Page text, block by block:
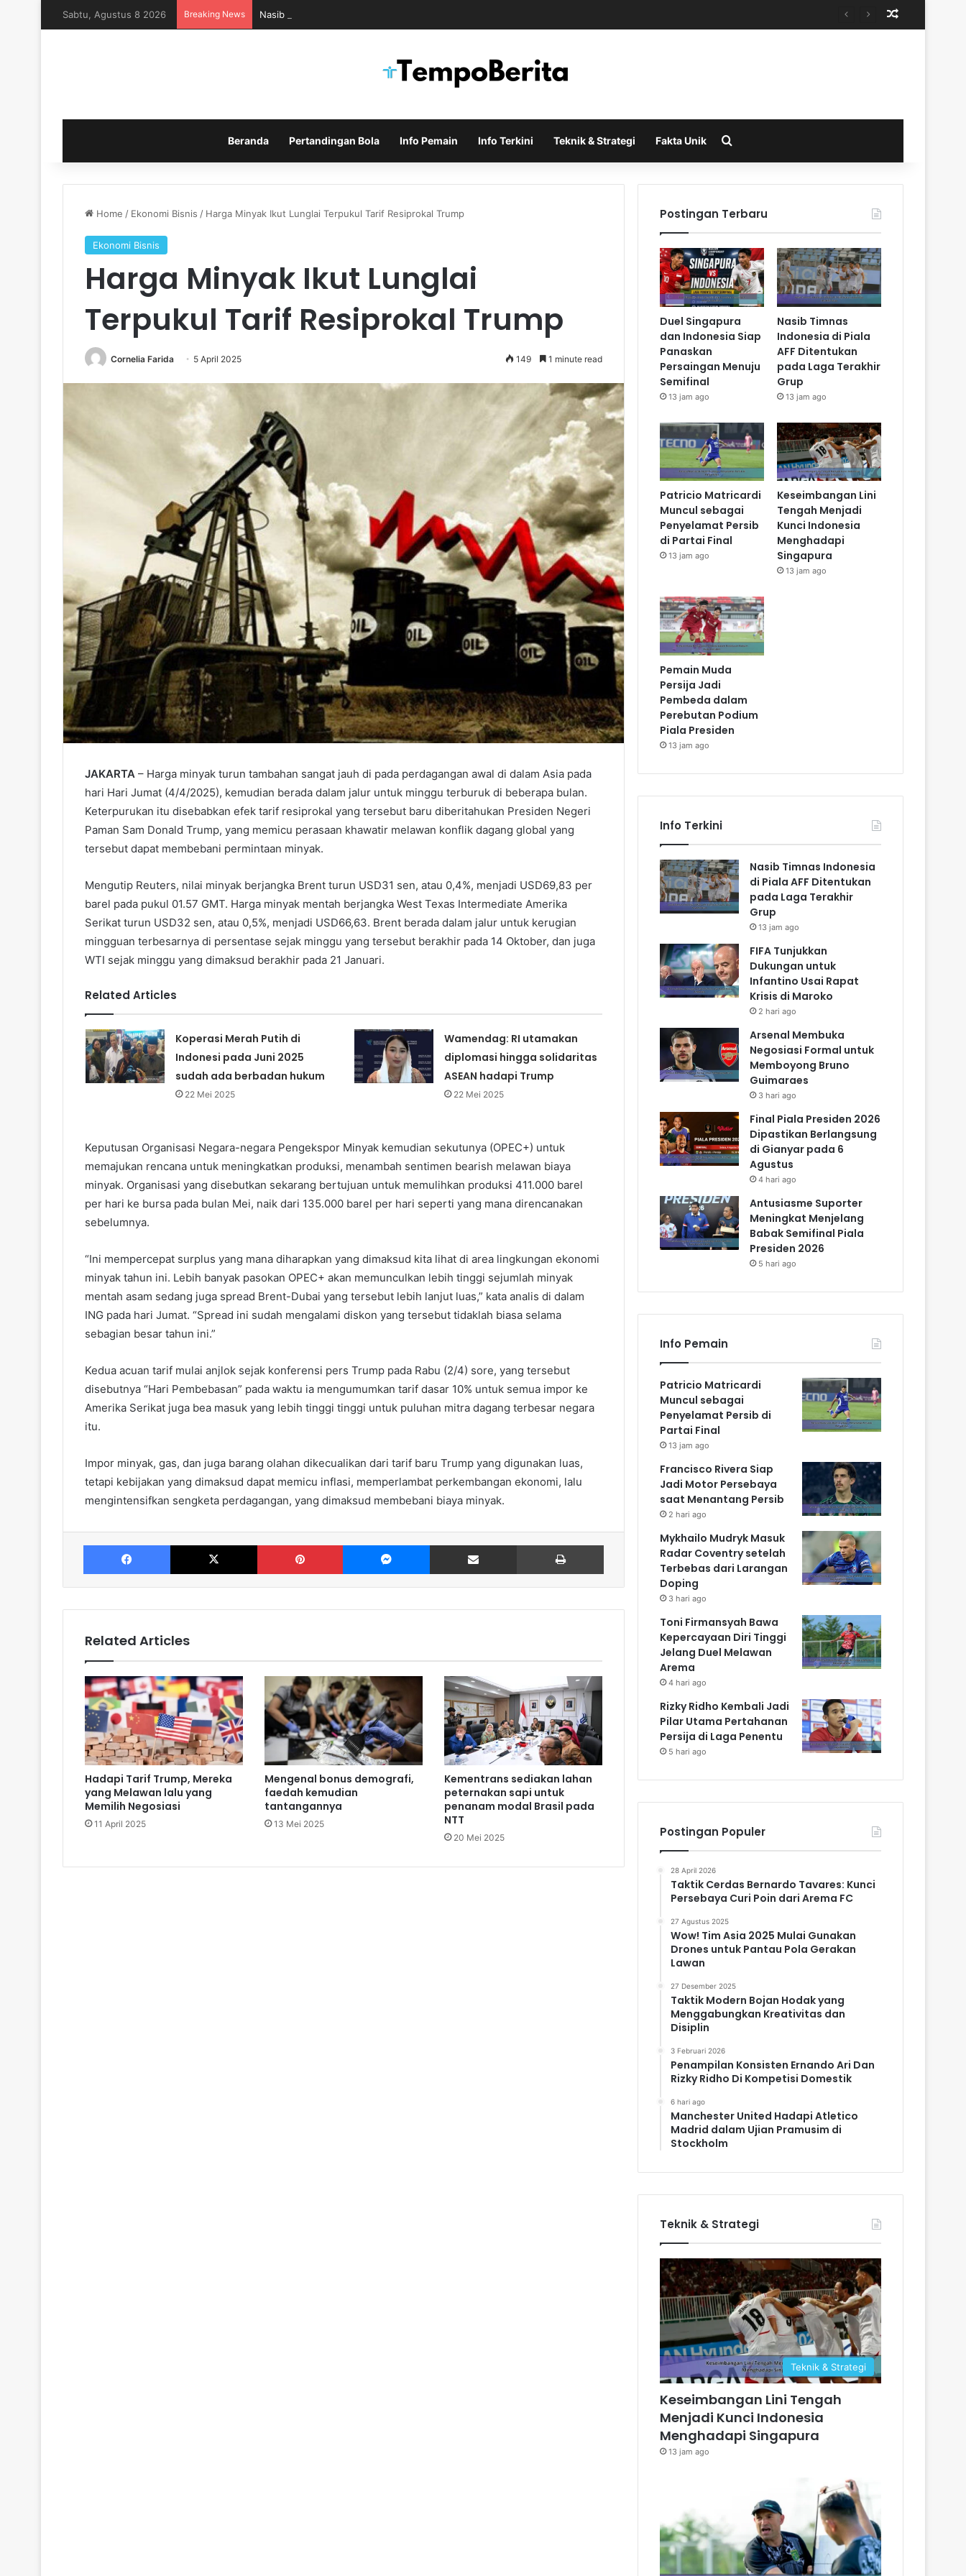
Sabtu, Agustus 8 2026 Breaking News Nasib Timnas Indonesia di Piala AFF Ditentukan pada Laga Terakhir Grup
Beranda Pertandingan Bola Info Pemain Info Terkini Teknik & Strategi Fakta Unik
Home / Ekonomi Bisnis / Harga Minyak Ikut Lunglai Terpukul Tarif Resiprokal Trump
Ekonomi Bisnis
Harga Minyak Ikut Lunglai
Terpukul Tarif Resiprokal Trump
Cornelia Farida 5 April 2025 149 1 minute read
JAKARTA – Harga minyak turun tambahan sangat jauh di pada perdagangan awal di dalam Asia pada
hari Hari Jumat (4/4/2025), kemudian berada dalam jalur untuk minggu terburuk di beberapa bulan.
Keterpurukan itu disebabkan efek tarif resiprokal yang tersebut baru diberitahukan Presiden Negeri
Paman Sam Donald Trump, yang memicu perasaan khawatir melawan konflik dagang global yang
tersebut dapat membebani permintaan minyak.
Mengutip Reuters, nilai minyak berjangka Brent turun USD31 sen, atau 0,4%, menjadi USD69,83 per
barel pada pukul 01.57 GMT. Harga minyak mentah berjangka West Texas Intermediate Amerika
Serikat turun USD32 sen, atau 0,5%, menjadi USD66,63. Brent berada dalam jalur untuk kerugian
mingguan terbesarnya di persentase sejak minggu yang tersebut berakhir pada 14 Oktober, dan juga
WTI sejak minggu yang dimaksud berakhir pada 21 Januari.
Related Articles
Koperasi Merah Putih di
Indonesi pada Juni 2025
sudah ada berbadan hukum
22 Mei 2025
Wamendag: RI utamakan
diplomasi hingga solidaritas
ASEAN hadapi Trump
22 Mei 2025
Keputusan Organisasi Negara-negara Pengekspor Minyak kemudian sekutunya (OPEC+) untuk
memajukan rencana untuk meningkatkan produksi, menambah sentimen bearish melawan biaya
minyak. Organisasi yang disebutkan sekarang bertujuan untuk memulihkan produksi 411.000 barel
per hari ke bursa pada bulan Mei, naik dari 135.000 barel per hari seperti yang mana direncanakan
sebelumnya.
“Ini mempercepat surplus yang mana diharapkan yang dimaksud kita lihat di area lingkungan ekonomi
minyak tahun ini. Lebih banyak pasokan OPEC+ akan memunculkan lebih tinggi sejumlah minyak
mentah asam sedang juga spread Brent-Dubai yang tersebut lebih lanjut luas,” kata analis di dalam
ING pada hari Jumat. “Spread ini sudah mengalami diskon yang tersebut tidaklah biasa selama
sebagian besar tahun ini.”
Kedua acuan tarif mulai anjlok sejak konferensi pers Trump pada Rabu (2/4) sore, yang tersebut
disebutnya “Hari Pembebasan” pada waktu ia mengumumkan tarif dasar 10% untuk semua impor ke
Amerika Serikat juga bea masuk yang lebih tinggi tinggi untuk puluhan mitra dagang terbesar negara
itu.
Impor minyak, gas, dan juga barang olahan dikecualikan dari tarif baru Trump yang digunakan luas,
tetapi kebijakan yang dimaksud dapat memicu inflasi, memperlambat perkembangan ekonomi, lalu
mengintensifkan sengketa perdagangan, yang dimaksud membebani biaya minyak.
Facebook X Pinterest Messenger Share via Email
Related Articles
Hadapi Tarif Trump, Mereka
yang Melawan lalu yang
Memilih Negosiasi
11 April 2025
Mengenal bonus demografi,
faedah kemudian
tantangannya
13 Mei 2025
Kementrans sediakan lahan
peternakan sapi untuk
penanam modal Brasil pada
NTT
20 Mei 2025
Postingan Terbaru
Duel Singapura
dan Indonesia Siap
Panaskan
Persaingan Menuju
Semifinal
13 jam ago
Nasib Timnas
Indonesia di Piala
AFF Ditentukan
pada Laga Terakhir
Grup
13 jam ago
Patricio Matricardi
Muncul sebagai
Penyelamat Persib
di Partai Final
13 jam ago
Keseimbangan Lini
Tengah Menjadi
Kunci Indonesia
Menghadapi
Singapura
13 jam ago
Pemain Muda
Persija Jadi
Pembeda dalam
Perebutan Podium
Piala Presiden
13 jam ago
Info Terkini
Nasib Timnas Indonesia
di Piala AFF Ditentukan
pada Laga Terakhir
Grup
13 jam ago
FIFA Tunjukkan
Dukungan untuk
Infantino Usai Rapat
Krisis di Maroko
2 hari ago
Arsenal Membuka
Negosiasi Formal untuk
Memboyong Bruno
Guimaraes
3 hari ago
Final Piala Presiden 2026
Dipastikan Berlangsung
di Gianyar pada 6
Agustus
4 hari ago
Antusiasme Suporter
Meningkat Menjelang
Babak Semifinal Piala
Presiden 2026
5 hari ago
Info Pemain
Patricio Matricardi
Muncul sebagai
Penyelamat Persib di
Partai Final
13 jam ago
Francisco Rivera Siap
Jadi Motor Persebaya
saat Menantang Persib
2 hari ago
Mykhailo Mudryk Masuk
Radar Coventry setelah
Terbebas dari Larangan
Doping
3 hari ago
Toni Firmansyah Bawa
Kepercayaan Diri Tinggi
Jelang Duel Melawan
Arema
4 hari ago
Rizky Ridho Kembali Jadi
Pilar Utama Pertahanan
Persija di Laga Penentu
5 hari ago
Postingan Populer
28 April 2026
Taktik Cerdas Bernardo Tavares: Kunci
Persebaya Curi Poin dari Arema FC
27 Agustus 2025
Wow! Tim Asia 2025 Mulai Gunakan
Drones untuk Pantau Pola Gerakan
Lawan
27 Desember 2025
Taktik Modern Bojan Hodak yang
Menggabungkan Kreativitas dan
Disiplin
3 Februari 2026
Penampilan Konsisten Ernando Ari Dan
Rizky Ridho Di Kompetisi Domestik
6 hari ago
Manchester United Hadapi Atletico
Madrid dalam Ujian Pramusim di
Stockholm
Teknik & Strategi
Teknik & Strategi
Keseimbangan Lini Tengah
Menjadi Kunci Indonesia
Menghadapi Singapura
13 jam ago